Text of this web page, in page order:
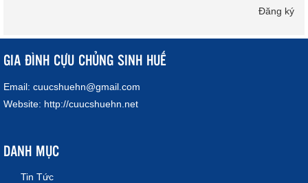
Đăng ký
GIA ĐÌNH CỰU CHỦNG SINH HUẾ
Email: cuucshuehn@gmail.com
Website: http://cuucshuehn.net
DANH MỤC
Tin Tức